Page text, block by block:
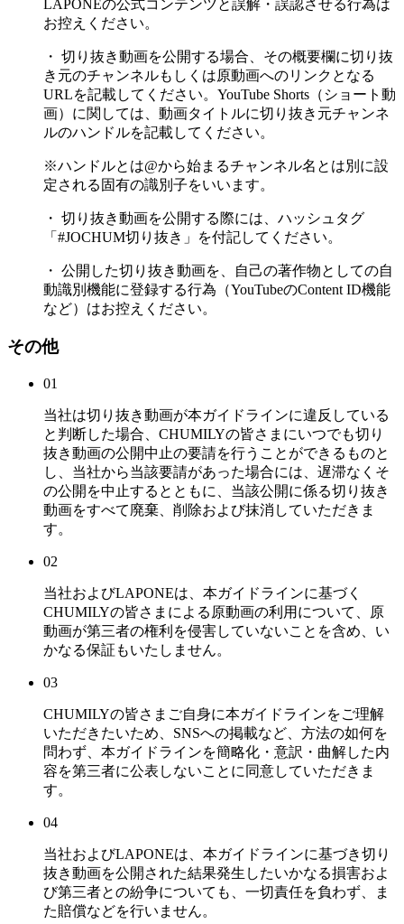
LAPONEの公式コンテンツと誤解・誤認させる行為は
お控えください。
・ 切り抜き動画を公開する場合、その概要欄に切り抜
き元のチャンネルもしくは原動画へのリンクとなる
URLを記載してください。YouTube Shorts（ショート動
画）に関しては、動画タイトルに切り抜き元チャンネ
ルのハンドルを記載してください。
※ハンドルとは@から始まるチャンネル名とは別に設
定される固有の識別子をいいます。
・ 切り抜き動画を公開する際には、ハッシュタグ
「#JOCHUM切り抜き」を付記してください。
・ 公開した切り抜き動画を、自己の著作物としての自
動識別機能に登録する行為（YouTubeのContent ID機能
など）はお控えください。
その他
01
当社は切り抜き動画が本ガイドラインに違反している
と判断した場合、CHUMILYの皆さまにいつでも切り
抜き動画の公開中止の要請を行うことができるものと
し、当社から当該要請があった場合には、遅滞なくそ
の公開を中止するとともに、当該公開に係る切り抜き
動画をすべて廃棄、削除および抹消していただきま
す。
02
当社およびLAPONEは、本ガイドラインに基づく
CHUMILYの皆さまによる原動画の利用について、原
動画が第三者の権利を侵害していないことを含め、い
かなる保証もいたしません。
03
CHUMILYの皆さまご自身に本ガイドラインをご理解
いただきたいため、SNSへの掲載など、方法の如何を
問わず、本ガイドラインを簡略化・意訳・曲解した内
容を第三者に公表しないことに同意していただきま
す。
04
当社およびLAPONEは、本ガイドラインに基づき切り
抜き動画を公開された結果発生したいかなる損害およ
び第三者との紛争についても、一切責任を負わず、ま
た賠償などを行いません。